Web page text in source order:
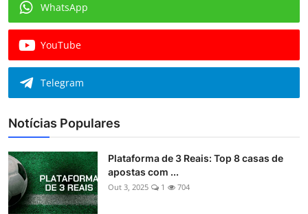
WhatsApp
YouTube
Telegram
Notícias Populares
Plataforma de 3 Reais: Top 8 casas de
apostas com ...
Out 3, 2025 1 704